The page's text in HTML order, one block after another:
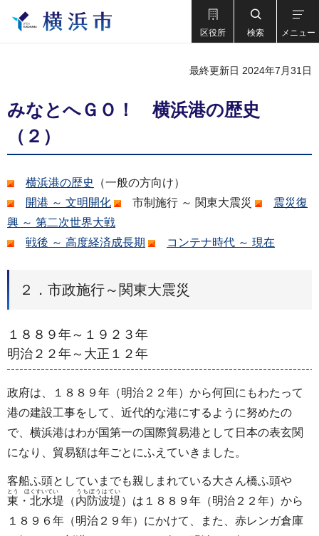
区役所 検索 メニュー
最終更新日 2024年7月31日
みなとへＧＯ！ 横浜港の歴史
（２）
横浜港の歴史
（一般の方向け）
開港 ～ 文明開化
市制施行 ～ 関東大震災
震災復
興 ～ 第二次世界大戦
戦後 ～ 高度経済成長期
コンテナ時代 ～ 現在
２．市政施行～関東大震災
１８８９年～１９２３年
明治２２年～大正１２年
政府は、１８８９年（明治２２年）から何回にもわたって
港の建設工事をして、近代的な港にするように努めたの
で、横浜港はわが国第一の国際貿易港として日本の表玄関
になり、貿易額は年ごとにふえていきました。
客船ふ頭としていまでも親しまれている大さん橋ふ頭や
東・北水堤
とう ほくすいてい
（内防波堤
うちぼうはてい
）は１８８９年（明治２２年）から
１８９６年（明治２９年）にかけて、また、赤レンガ倉庫